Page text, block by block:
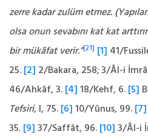
zerre kadar zulüm etmez.
olsa onun sevabını kat kat
bir mükâfat verir.”[21] [1] 41/
25. [2] 2/Bakara, 258; 3/Âl-i
46/Ahkâf, 3. [4] 18/Kehf, 6. [5]
Tefsiri, I, 75. [6] 10/Yûnus, 99. [7]
35. [9] 37/Saffât, 96. [10] 3/Âl-i